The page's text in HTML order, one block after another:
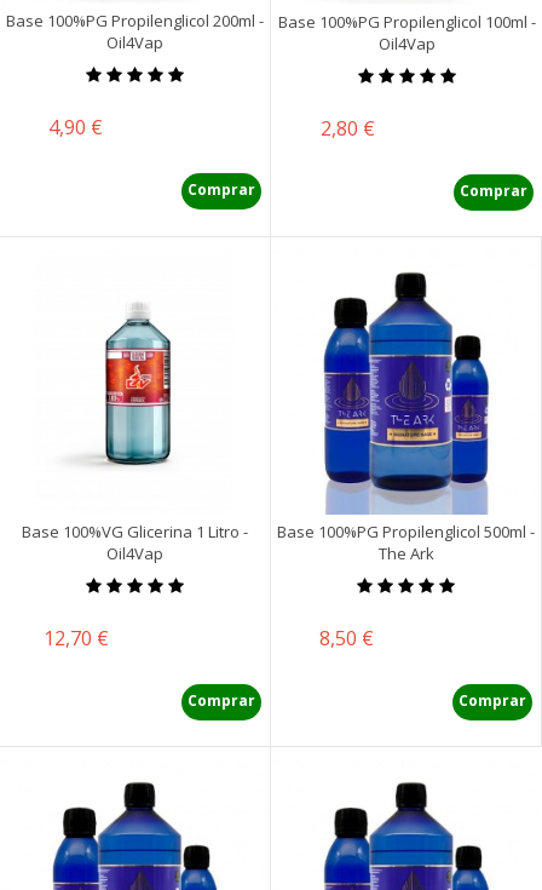
Base 100%PG Propilenglicol 200ml -
Oil4Vap
Precio
4,90 €
Comprar
Base 100%PG Propilenglicol 100ml -
Oil4Vap
Precio
2,80 €
Comprar
Base 100%VG Glicerina 1 Litro -
Oil4Vap
Precio
12,70 €
Comprar
Base 100%PG Propilenglicol 500ml -
The Ark
Precio
8,50 €
Comprar